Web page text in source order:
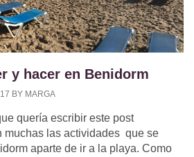
y hacer en Benidorm
BY MARGA
quería escribir este post
muchas las actividades que se
aparte de ir a la playa. Como